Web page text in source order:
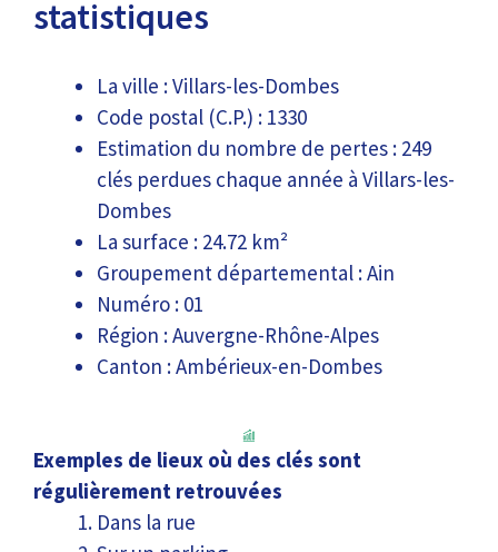
statistiques
La ville : Villars-les-Dombes
Code postal (C.P.) : 1330
Estimation du nombre de pertes : 249
clés perdues chaque année à Villars-les-
Dombes
La surface : 24.72 km²
Groupement départemental : Ain
Numéro : 01
Région : Auvergne-Rhône-Alpes
Canton : Ambérieux-en-Dombes
Exemples de lieux où des clés sont
régulièrement retrouvées
Dans la rue